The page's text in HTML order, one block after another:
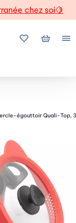
chez soi🍋
Mes favoris
Mon
égouttoir Quali-Top,